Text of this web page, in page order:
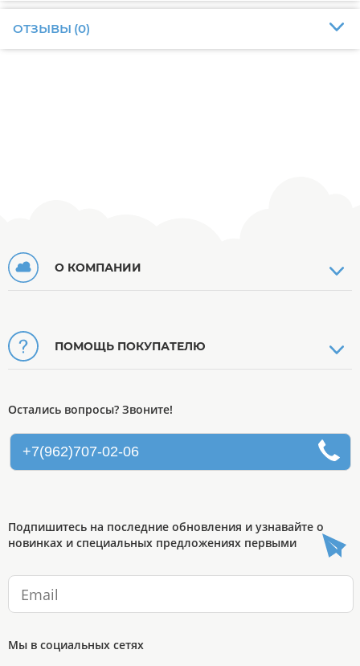
ОТЗЫВЫ (0)
О КОМПАНИИ
ПОМОЩЬ ПОКУПАТЕЛЮ
Остались вопросы? Звоните!
+7(962)707-02-06
Подпишитесь на последние обновления и узнавайте о
новинках и специальных предложениях первыми
Мы в социальных сетях